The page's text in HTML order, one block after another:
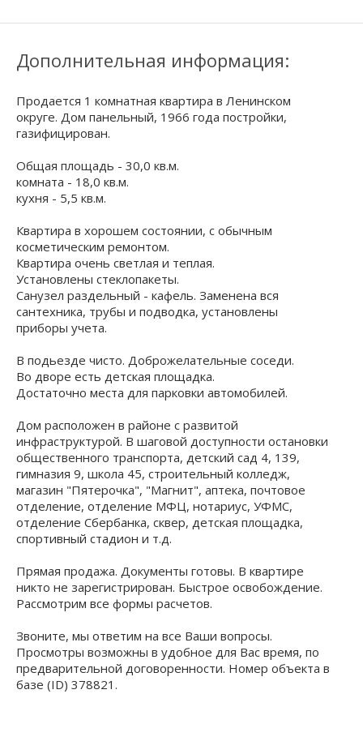
Дополнительная информация:
Продается 1 комнатная квартира в Ленинском
округе. Дом панельный, 1966 года постройки,
газифицирован.
Общая площадь - 30,0 кв.м.
комната - 18,0 кв.м.
кухня - 5,5 кв.м.
Квартира в хорошем состоянии, с обычным
косметическим ремонтом.
Квартира очень светлая и теплая.
Установлены стеклопакеты.
Санузел раздельный - кафель. Заменена вся
сантехника, трубы и подводка, установлены
приборы учета.
В подьезде чисто. Доброжелательные соседи.
Во дворе есть детская площадка.
Достаточно места для парковки автомобилей.
Дом расположен в районе с развитой
инфраструктурой. В шаговой доступности остановки
общественного транспорта, детский сад 4, 139,
гимназия 9, школа 45, строительный колледж,
магазин "Пятерочка", "Магнит", аптека, почтовое
отделение, отделение МФЦ, нотариус, УФМС,
отделение Сбербанка, сквер, детская площадка,
спортивный стадион и т.д.
Прямая продажа. Документы готовы. В квартире
никто не зарегистрирован. Быстрое освобождение.
Рассмотрим все формы расчетов.
Звоните, мы ответим на все Ваши вопросы.
Просмотры возможны в удобное для Вас время, по
предварительной договоренности. Номер объекта в
базе (ID) 378821.